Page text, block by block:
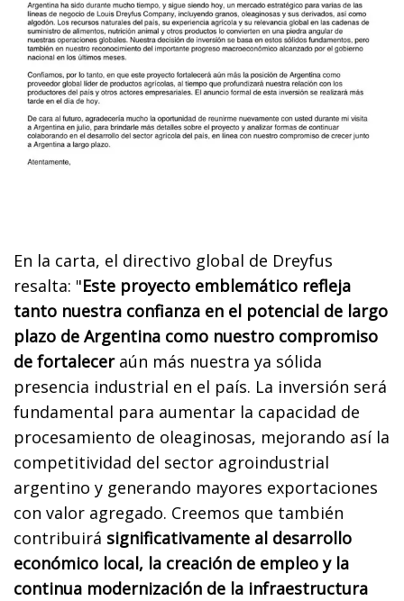
En la carta, el directivo global de Dreyfus
resalta: "Este proyecto emblemático refleja
tanto nuestra confianza en el potencial de largo
plazo de Argentina como nuestro compromiso
de fortaleceraún más nuestra ya sólida
presencia industrial en el país. La inversión será
fundamental para aumentar la capacidad de
procesamiento de oleaginosas, mejorando así la
competitividad del sector agroindustrial
argentino y generando mayores exportaciones
con valor agregado. Creemos que también
contribuirá significativamente al desarrollo
económico local, la creación de empleo y la
continua modernización de la infraestructura